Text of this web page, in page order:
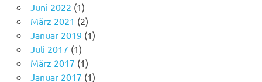
Juni 2022 (1)
März 2021 (2)
Januar 2019 (1)
Juli 2017 (1)
März 2017 (1)
Januar 2017 (1)